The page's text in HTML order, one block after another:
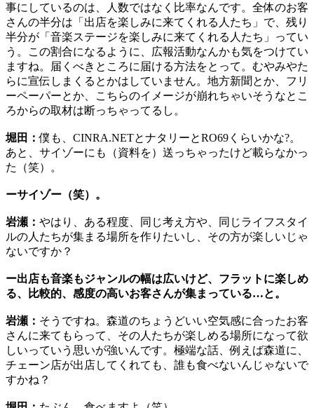
事にしているのは、人数ではなく比率なんです。全体のお客
さんの半分は「出店を楽しみに来てくれる人たち」で、残り
半分が「音楽ステージを楽しみに来てくれる人たち」ってい
う。この割合になるように、広報活動なんかも気をつけてい
ますね。届くべきところに届ける方法をとって。むやみやた
らに宣伝しまくるとかはしていません。地方新聞とか、フリ
ーペーパーとか、こちらのイメージが崩れちゃいそうなとこ
ろからの取材は断っちゃってるし。
堀田：僕も、CINRA.NETとナタリーとRO69くらいかな?。
あと、サイゾーにも（資料を）送っちゃったけど載らなかっ
た（笑）。
ーサイゾー（笑）。
岩瀬： やはり、ある程度、同じ考え方や、同じライフスタイ
ルの人たちが集まる場所を作りたいし、その方が楽しいじゃ
ないですか？
ー出店も音楽もジャンルの幅は広いけど、フラットに楽しめ
る、比較的、感度の高いお客さんが集まっている…と。
岩瀬： そうですね。森道のちょうどいい空気感に合ったお客
さんに来てもらって、その人たちが楽しめる場所になって欲
しいっていう思いが強いんです。極端な話、例えば森道に、
チェーン店が出店してくれても、誰も食べないんじゃないで
すかね？